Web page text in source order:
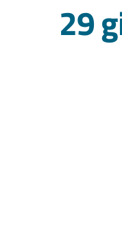
29